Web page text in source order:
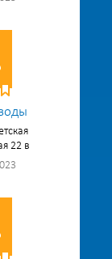
22 в